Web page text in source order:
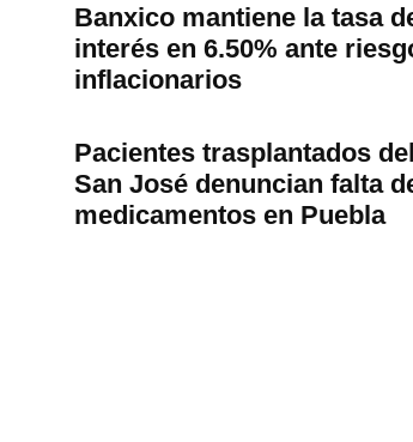
Banxico mantiene la tasa
interés en 6.50% ante
inflacionarios
Pacientes trasplantados
San José denuncian falta
medicamentos en Puebla